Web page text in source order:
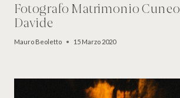
Fotografo Matrimonio Cuneo
Davide
Mauro Beoletto 15 Marzo 2020